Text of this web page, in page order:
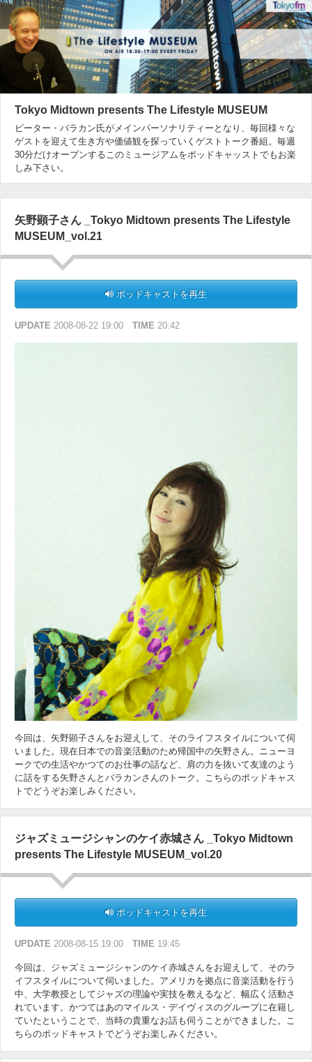
Tokyo Midtown presents The Lifestyle MUSEUM
ピーター・バラカン氏がメインパーソナリティーとなり、毎回様々な
ゲストを迎えて生き方や価値観を探っていくゲストトーク番組。毎週
30分だけオープンするこのミュージアムをポッドキャッストでもお楽
しみ下さい。
矢野顕子さん _Tokyo Midtown presents The Lifestyle
MUSEUM_vol.21
ポッドキャストを再生
UPDATE 2008-08-22 19:00 TIME 20:42
今回は、矢野顕子さんをお迎えして、そのライフスタイルについて伺
いました。現在日本での音楽活動のため帰国中の矢野さん。ニューヨ
ークでの生活やかつてのお仕事の話など、肩の力を抜いて友達のよう
に話をする矢野さんとバラカンさんのトーク。こちらのポッドキャス
トでどうぞお楽しみください。
ジャズミュージシャンのケイ赤城さん _Tokyo Midtown
presents The Lifestyle MUSEUM_vol.20
ポッドキャストを再生
UPDATE 2008-08-15 19:00 TIME 19:45
今回は、ジャズミュージシャンのケイ赤城さんをお迎えして、そのラ
イフスタイルについて伺いました。アメリカを拠点に音楽活動を行う
中、大学教授としてジャズの理論や実技を教えるなど、幅広く活動さ
れています。かつてはあのマイルス・デイヴィスのグループに在籍し
ていたということで、当時の貴重なお話も伺うことができました。こ
ちらのポッドキャストでどうぞお楽しみください。